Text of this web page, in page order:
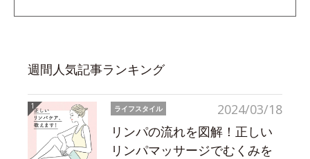
週間人気記事ランキング
2024/03/18
ライフスタイル
リンパの流れを図解！正しい
リンパマッサージでむくみを